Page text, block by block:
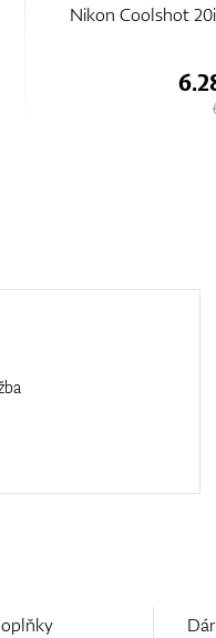
Nikon Coolshot